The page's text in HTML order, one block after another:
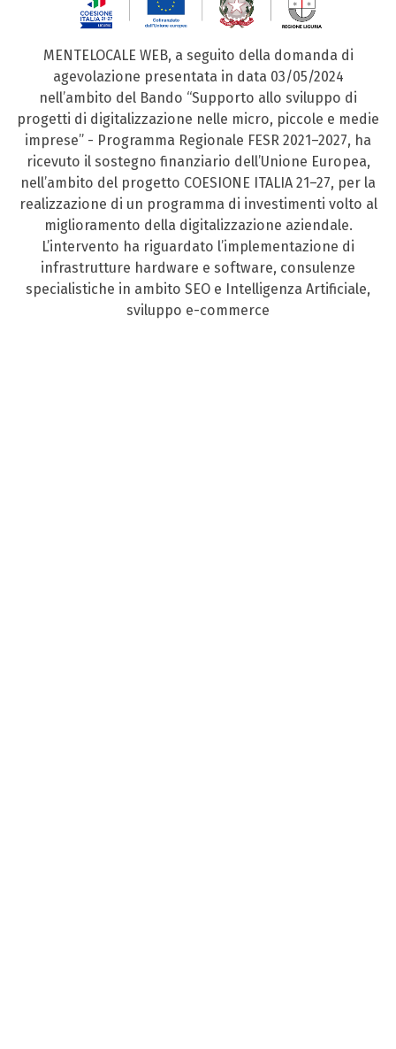
MENTELOCALE WEB, a seguito della domanda di
agevolazione presentata in data 03/05/2024
nell’ambito del Bando “Supporto allo sviluppo di
progetti di digitalizzazione nelle micro, piccole e medie
imprese” - Programma Regionale FESR 2021–2027, ha
ricevuto il sostegno finanziario dell’Unione Europea,
nell’ambito del progetto COESIONE ITALIA 21–27, per la
realizzazione di un programma di investimenti volto al
miglioramento della digitalizzazione aziendale.
L’intervento ha riguardato l’implementazione di
infrastrutture hardware e software, consulenze
specialistiche in ambito SEO e Intelligenza Artificiale,
sviluppo e-commerce